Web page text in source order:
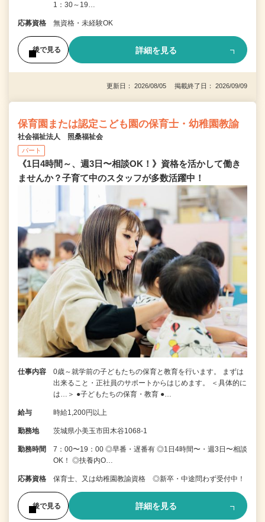
1：30～19…
応募資格 無資格・未経験OK
後で見る 詳細を見る
更新日： 2026/08/05 掲載終了日： 2026/09/09
保育園または認定こども園の保育士・幼稚園教諭
社会福祉法人 照桑福祉会
パート
《1日4時間～、週3日〜相談OK！》資格を活かして働き
ませんか？子育て中のスタッフが多数活躍中！
仕事内容
0歳～就学前の子どもたちの保育と教育を行います。 まずは
出来ること・正社員のサポートからはじめます。 ＜具体的に
は…＞ ●子どもたちの保育・教育 ●…
給与 時給1,200円以上
勤務地 茨城県小美玉市田木谷1068-1
勤務時間
7：00〜19：00 ◎早番・遅番有 ◎1日4時間〜・週3日〜相談
OK！ ◎扶養内O…
応募資格 保育士、又は幼稚園教諭資格 ◎新卒・中途問わず受付中！
後で見る 詳細を見る